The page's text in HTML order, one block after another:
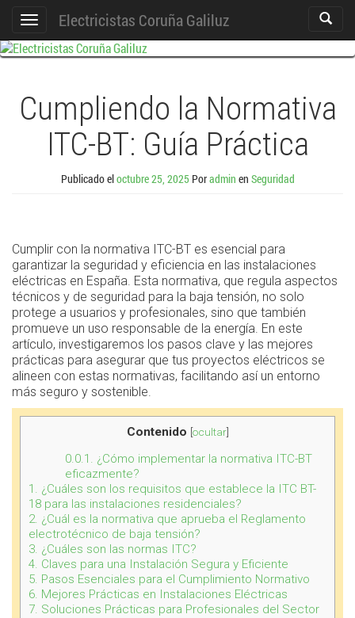
Cambiar
navegación
Act./
Electricistas Coruña Galiluz
Cumpliendo la Normativa
ITC-BT: Guía Práctica
Publicado eloctubre 25, 2025 Poradmin en Seguridad
Cumplir con la normativa ITC-BT es esencial para
garantizar la seguridad y eficiencia en las instalaciones
eléctricas en España. Esta normativa, que regula aspectos
técnicos y de seguridad para la baja tensión, no solo
protege a usuarios y profesionales, sino que también
promueve un uso responsable de la energía. En este
artículo, investigaremos los pasos clave y las mejores
prácticas para asegurar que tus proyectos eléctricos se
alineen con estas normativas, facilitando así un entorno
más seguro y sostenible.
Contenido [ocultar]
0.0.1. ¿Cómo implementar la normativa ITC-BT
eficazmente?
1. ¿Cuáles son los requisitos que establece la ITC BT-
18 para las instalaciones residenciales?
2. ¿Cuál es la normativa que aprueba el Reglamento
electrotécnico de baja tensión?
3. ¿Cuáles son las normas ITC?
4. Claves para una Instalación Segura y Eficiente
5. Pasos Esenciales para el Cumplimiento Normativo
6. Mejores Prácticas en Instalaciones Eléctricas
7. Soluciones Prácticas para Profesionales del Sector